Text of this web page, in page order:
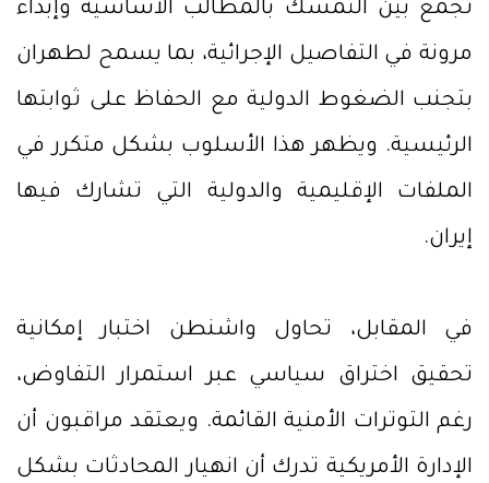
تجمع بين التمسك بالمطالب الأساسية وإبداء
مرونة في التفاصيل الإجرائية، بما يسمح لطهران
بتجنب الضغوط الدولية مع الحفاظ على ثوابتها
الرئيسية. ويظهر هذا الأسلوب بشكل متكرر في
الملفات الإقليمية والدولية التي تشارك فيها
إيران.
في المقابل، تحاول واشنطن اختبار إمكانية
تحقيق اختراق سياسي عبر استمرار التفاوض،
رغم التوترات الأمنية القائمة. ويعتقد مراقبون أن
الإدارة الأمريكية تدرك أن انهيار المحادثات بشكل